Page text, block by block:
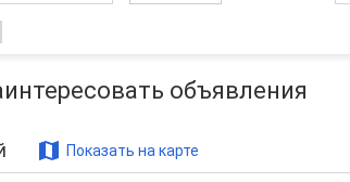
объявления
Показать на карте